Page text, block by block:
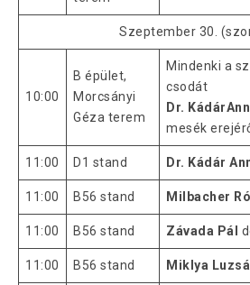
Szeptember 30.
10:00
B épület,
Morcsányi
Géza terem
Mindenki a
csodát
Dr.
mesék
11:00 D1 stand Dr. Kádár
11:00 B56 stand Milbacher
11:00 B56 stand Závada Pál
11:00 B56 stand Miklya